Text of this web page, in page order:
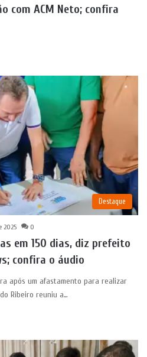
com ACM Neto; confira
Destaque
2025 0
em 150 dias, diz prefeito
confira o áudio
após um afastamento para realizar
Ribeiro reuniu a…